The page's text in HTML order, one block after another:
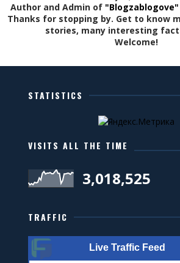
Author and Admin of "Blogzablogove"
Thanks for stopping by. Get to know
stories, many interesting
Welcome!
STATISTICS
VISITS ALL THE TIME
3,018,525
TRAFFIC
Live Traffic Feed